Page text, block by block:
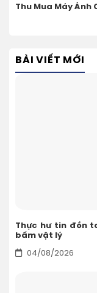
Thu Mua Máy Ảnh
BÀI VIẾT MỚI
Thực hư tin đồn
bấm vật lý
04/08/2026